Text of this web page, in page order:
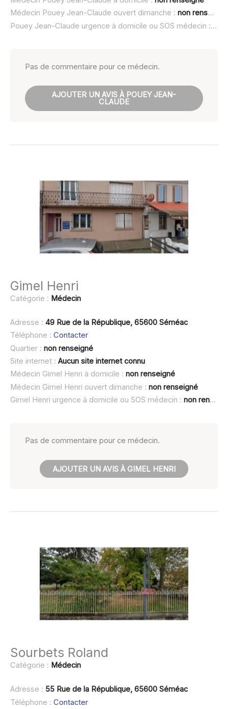
Médecin Pouey Jean-Claude ouvert dimanche : non renseigné
Pouey Jean-Claude urgence à domicile ou SOS médecin :non
Pas de commentaire pour ce médecin.
AJOUTER UN AVIS À POUEY JEAN-
CLAUDE
Gimel Henri
Catégorie : Médecin
Adresse : 49 Rue de la République, 65600 Séméac
Téléphone : Contacter
Quartier : non renseigné
Site internet : Aucun site internet connu
Médecin Gimel Henri à domicile : non renseigné
Médecin Gimel Henri ouvert dimanche : non renseigné
Gimel Henri urgence à domicile ou SOS médecin : non renseigné
Pas de commentaire pour ce médecin.
AJOUTER UN AVIS À GIMEL HENRI
Sourbets Roland
Catégorie : Médecin
Adresse : 55 Rue de la République, 65600 Séméac
Téléphone : Contacter